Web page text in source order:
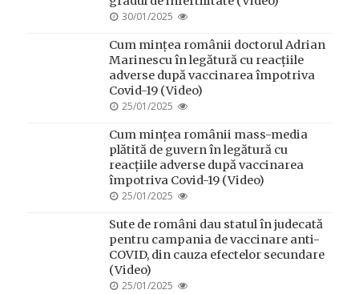
POSTED
30/01/2025
Cum mințea românii doctorul Adrian
Marinescu în legătură cu reacțiile
adverse după vaccinarea împotriva
Covid-19 (Video)
POSTED
25/01/2025
Cum mințea românii mass-media
plătită de guvern în legătură cu
reacțiile adverse după vaccinarea
împotriva Covid-19 (Video)
POSTED
25/01/2025
Sute de români dau statul în judecată
pentru campania de vaccinare anti-
COVID, din cauza efectelor secundare
(Video)
POSTED
25/01/2025